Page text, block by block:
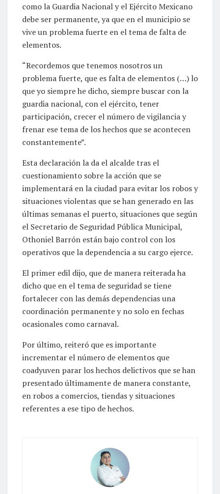
como la Guardia Nacional y el Ejército Mexicano
debe ser permanente, ya que en el municipio se
vive un problema fuerte en el tema de falta de
elementos.
“Recordemos que tenemos nosotros un
problema fuerte, que es falta de elementos (…) lo
que yo siempre he dicho, siempre buscar con la
guardia nacional, con el ejército, tener
participación, crecer el número de vigilancia y
frenar ese tema de los hechos que se acontecen
constantemente”.
Esta declaración la da el alcalde tras el
cuestionamiento sobre la acción que se
implementará en la ciudad para evitar los robos y
situaciones violentas que se han generado en las
últimas semanas el puerto, situaciones que según
el Secretario de Seguridad Pública Municipal,
Othoniel Barrón están bajo control con los
operativos que la dependencia a su cargo ejerce.
El primer edil dijo, que de manera reiterada ha
dicho que en el tema de seguridad se tiene
fortalecer con las demás dependencias una
coordinación permanente y no solo en fechas
ocasionales como carnaval.
Por último, reiteró que es importante
incrementar el número de elementos que
coadyuven parar los hechos delictivos que se han
presentado últimamente de manera constante,
en robos a comercios, tiendas y situaciones
referentes a ese tipo de hechos.